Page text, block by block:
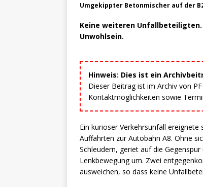
Umgekippter Betonmischer auf der
Keine weiteren
Unwohlsein.
Hinweis: Dies ist ein
Dieser Beitrag ist im Archiv von
Kontaktmöglichkeiten sowie
Ein kurioser Verkehrsunfall
Auffahrten zur Autobahn A8. Ohne
Schleudern, geriet auf die
Lenkbewegung um. Zwei
ausweichen, so dass keine